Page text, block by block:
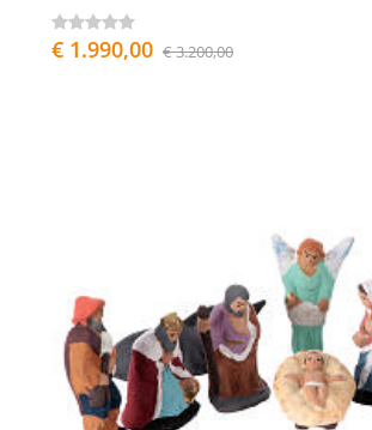
€ 1.990,00 € 3.200,00